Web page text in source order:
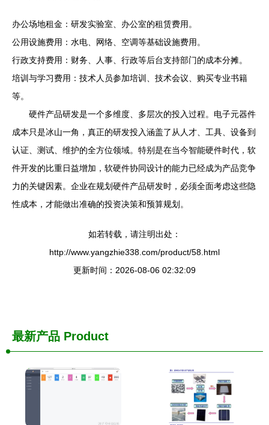
办公场地租金：研发实验室、办公室的租赁费用。
公用设施费用：水电、网络、空调等基础设施费用。
行政支持费用：财务、人事、行政等后台支持部门的成本分摊。
培训与学习费用：技术人员参加培训、技术会议、购买专业书籍
等。
硬件产品研发是一个多维度、多层次的投入过程。电子元器件
成本只是冰山一角，真正的研发投入涵盖了从人才、工具、设备到
认证、测试、维护的全方位领域。特别是在当今智能硬件时代，软
件开发的比重日益增加，软硬件协同设计的能力已经成为产品竞争
力的关键因素。企业在规划硬件产品研发时，必须全面考虑这些隐
性成本，才能做出准确的投资决策和预算规划。
如若转载，请注明出处：
http://www.yangzhie338.com/product/58.html
更新时间：2026-08-06 02:32:09
最新产品 Product